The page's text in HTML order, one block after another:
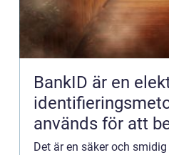
BankID är en
används för att
identitet online
Det är en säker och